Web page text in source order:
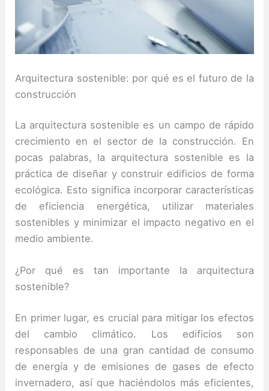
Arquitectura sostenible: por qué es el futuro de la
construcción
La arquitectura sostenible es un campo de rápido
crecimiento en el sector de la construcción. En
pocas palabras, la arquitectura sostenible es la
práctica de diseñar y construir edificios de forma
ecológica. Esto significa incorporar características
de eficiencia energética, utilizar materiales
sostenibles y minimizar el impacto negativo en el
medio ambiente.
¿Por qué es tan importante la arquitectura
sostenible?
En primer lugar, es crucial para mitigar los efectos
del cambio climático. Los edificios son
responsables de una gran cantidad de consumo
de energía y de emisiones de gases de efecto
invernadero, así que haciéndolos más eficientes,